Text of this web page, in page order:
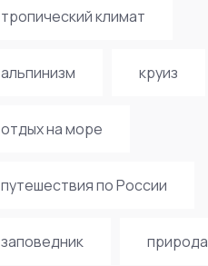
тропический климат
альпинизм круиз
отдых на море
путешествия по России
заповедник природа